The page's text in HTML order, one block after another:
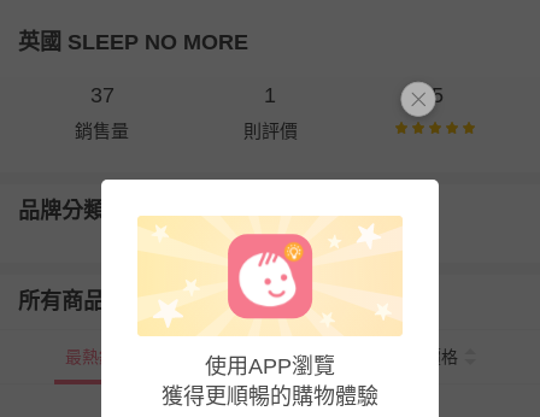
英國 SLEEP NO MORE
37
銷售量
1
則評價
5
品牌分類
所有商品
最熱銷 新上市 價格
使用APP瀏覽
獲得更順暢的購物體驗